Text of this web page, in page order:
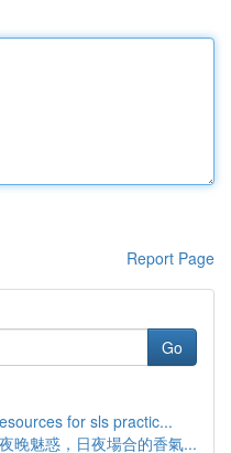
Report Page
Go
for sls practic...
晚魅惑，日夜場合的香氣...